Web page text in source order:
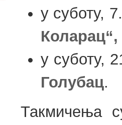
у суботу,
у суботу,
Голубац.
Такмичења